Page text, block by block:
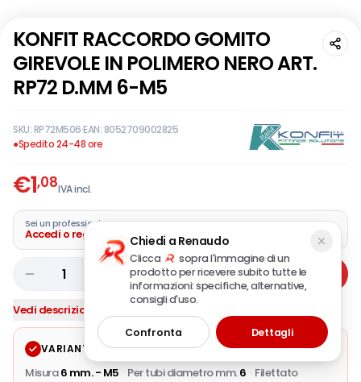
KONFIT RACCORDO GOMITO
GIREVOLE IN POLIMERO NERO ART.
RP72 D.MM 6-M5
SKU:RP72M506·EAN: 8052709002825
●Spedito 24-48 ore
€1,08IVA incl.
Sei un professionista?
Accedi o registra la tua azienda
1 Aggiungi
Vedi descrizione completa
VARIANTE SELEZIONATA Modifica
Misura 6 mm. - M5 · Per tubi diametro mm.6 · Filettato
Chiedi a Renaudo
Clicca
sopra l'immagine di un
prodotto per ricevere subito tutte le
informazioni: specifiche, alternative,
consigli d'uso.
Confronta Dettagli